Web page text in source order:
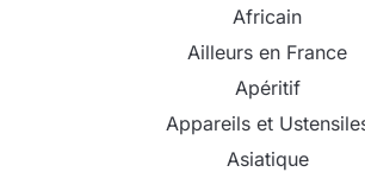
Africain
Ailleurs en France
Apéritif
Appareils et
Asiatique